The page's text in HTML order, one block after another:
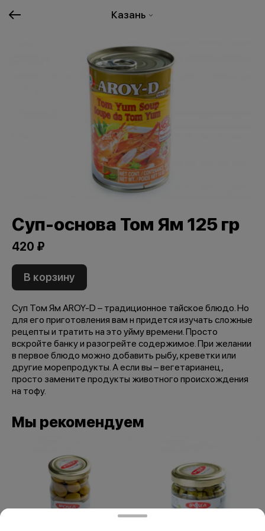
Казань
Суп-основа Том Ям 125 гр
420 ₽
В корзину
Суп Том Ям AROY-D – традиционное тайское блюдо. Но
для его приготовления вам н придется изучать сложные
рецепты и тратить на это уйму времени. Просто
вскройте банку и разогрейте содержимое. При желании
в первое блюдо можно добавить рыбу, креветки или
другие морепродукты. А если вы – вегетарианец,
просто замените продукты животного происхождения
на тофу.
Мы рекомендуем